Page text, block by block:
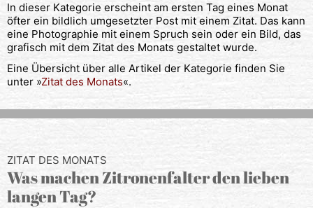
In dieser Kategorie erscheint am ersten Tag eines Monat
öfter ein bildlich umgesetzter Post mit einem Zitat. Das kann
eine Photographie mit einem Spruch sein oder ein Bild, das
grafisch mit dem Zitat des Monats gestaltet wurde.
Eine Übersicht über alle Artikel der Kategorie finden Sie
unter »Zitat des Monats«.
ZITAT DES MONATS
Was machen Zitronenfalter den lieben
langen Tag?